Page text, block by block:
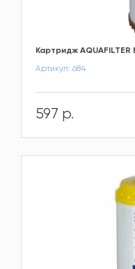
Картридж
Артикул: 684
597 р.